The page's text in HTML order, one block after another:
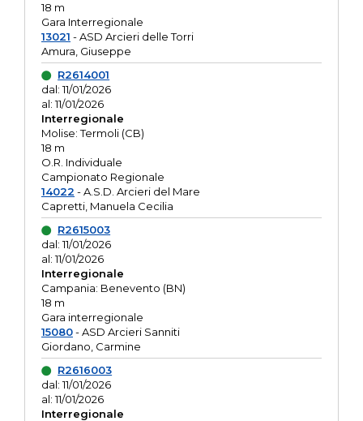
18 m
Gara Interregionale
13021 - ASD Arcieri delle Torri
Amura, Giuseppe
R2614001
dal: 11/01/2026
al: 11/01/2026
Interregionale
Molise: Termoli (CB)
18 m
O.R. Individuale
Campionato Regionale
14022 - A.S.D. Arcieri del Mare
Capretti, Manuela Cecilia
R2615003
dal: 11/01/2026
al: 11/01/2026
Interregionale
Campania: Benevento (BN)
18 m
Gara interregionale
15080- ASD Arcieri Sanniti
Giordano, Carmine
R2616003
dal: 11/01/2026
al: 11/01/2026
Interregionale